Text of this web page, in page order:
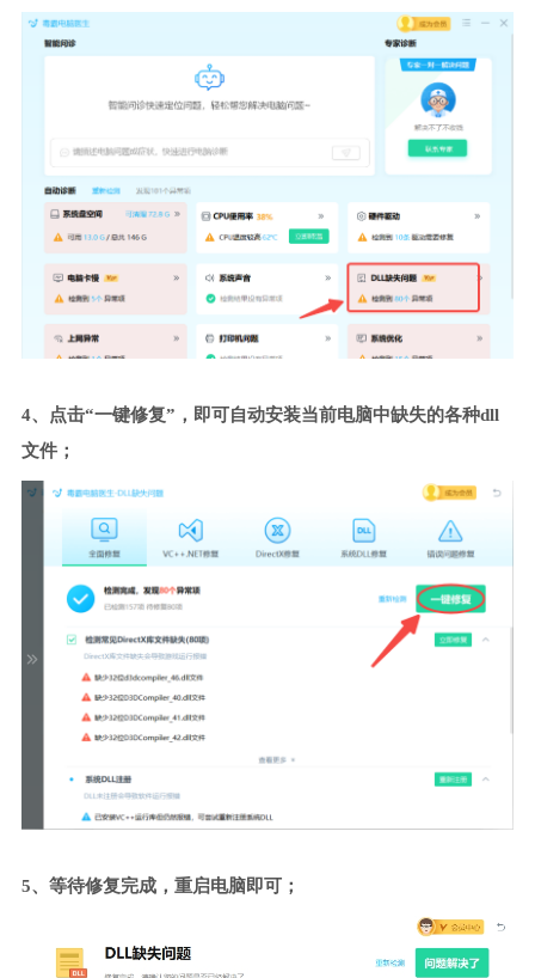
4、点击“一键修复”，即可自动安装当前电脑中缺失的各种dll
文件；
5、等待修复完成，重启电脑即可；